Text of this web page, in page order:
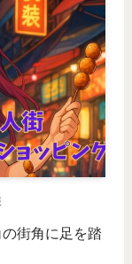
街角に足を踏